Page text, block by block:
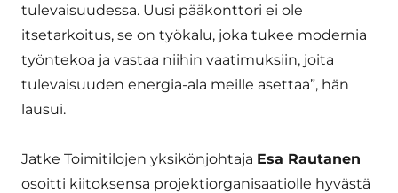
tulevaisuudessa. Uusi pääkonttori ei ole
itsetarkoitus, se on työkalu, joka tukee modernia
työntekoa ja vastaa niihin vaatimuksiin, joita
tulevaisuuden energia-ala meille asettaa”, hän
lausui.
Jatke Toimitilojen yksikönjohtaja Esa Rautanen
osoitti kiitoksensa projektiorganisaatiolle hyvästä